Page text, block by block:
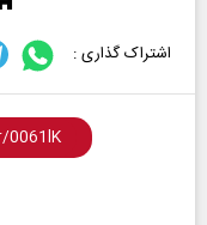
اشتراک گذاری :